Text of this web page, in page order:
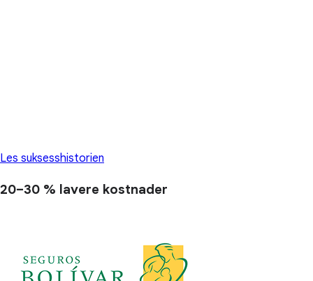
Les suksesshistorien
20–30 % lavere kostnader